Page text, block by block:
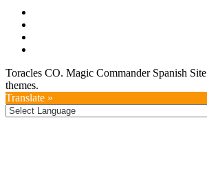
Toracles CO. Magic Commander Spanish Site
themes.
Translate »